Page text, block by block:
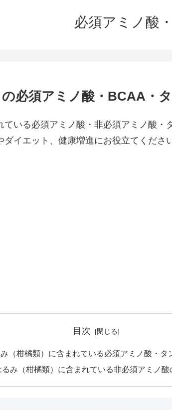
必須アミノ酸
必須アミノ酸・BCAA・
ている必須アミノ酸・非必須アミノ酸・
イエット、健康増進にお役立てください
目次
（柑橘類）に含まれている必須アミノ酸・タ
るみ（柑橘類）に含まれている非必須アミノ酸